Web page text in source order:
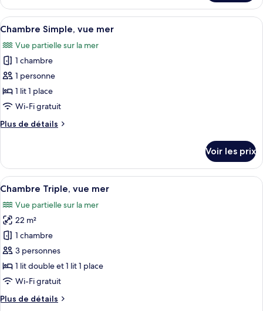
jardin
le
type
de
Chambre
Triple,
vue
jardin
Afficher
toutes
les
photos
pour
ce
type
chambre :
vue
mer
Une chambre d’hôtel avec un
6
Chambre Simple, vue mer
Vue partielle sur la mer
1 chambre
1 personne
1 lit 1 place
Wi-Fi gratuit
Plus de détails
Plus
le
type
de
Chambre
Simple,
vue
mer
Voir les prix
Afficher
toutes
les
photos
pour
ce
type
de
chambre :
Chambre
Une chambre d’hôtel avec un
6
Chambre Triple, vue mer
Vue partielle sur la mer
22 m²
1 chambre
3 personnes
1 lit double et 1 lit 1 place
Wi-Fi gratuit
Plus de détails
Plus